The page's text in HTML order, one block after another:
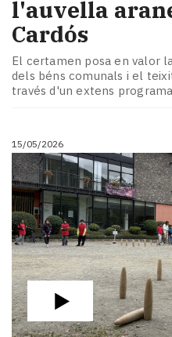
l'auvella
Cardós
El certamen posa en valor
dels béns comunals i el
través d'un extens programa
15/05/2026